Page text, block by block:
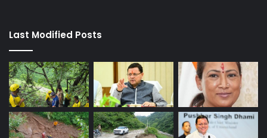
Last Modified Posts